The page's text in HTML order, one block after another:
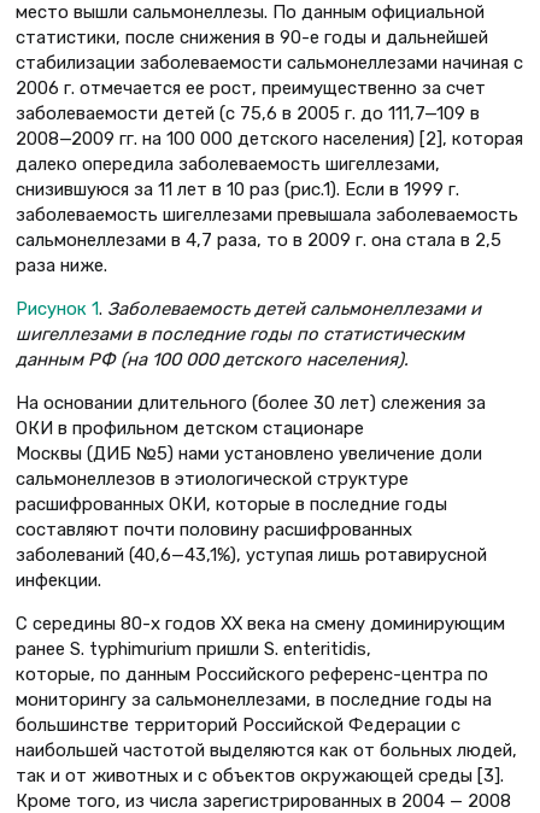
место вышли сальмонеллезы. По данным официальной
статистики, после снижения в 90-е годы и дальнейшей
стабилизации заболеваемости сальмонеллезами начиная с
2006 г. отмечается ее рост, преимущественно за счет
заболеваемости детей (с 75,6 в 2005 г. до 111,7—109 в
2008—2009 гг. на 100 000 детского населения) [2], которая
далеко опередила заболеваемость шигеллезами,
снизившуюся за 11 лет в 10 раз (рис.1). Если в 1999 г.
заболеваемость шигеллезами превышала заболеваемость
сальмонеллезами в 4,7 раза, то в 2009 г. она стала в 2,5
раза ниже.
Рисунок 1. Заболеваемость детей сальмонеллезами и
шигеллезами в последние годы по статистическим
данным РФ (на 100 000 детского населения).
На основании длительного (более 30 лет) слежения за
ОКИ в профильном детском стационаре
Москвы (ДИБ №5) нами установлено увеличение доли
сальмонеллезов в этиологической структуре
расшифрованных ОКИ, которые в последние годы
составляют почти половину расшифрованных
заболеваний (40,6—43,1%), уступая лишь ротавирусной
инфекции.
С середины 80-х годов ХХ века на смену доминирующим
ранее S. typhimurium пришли S. enteritidis,
которые, по данным Российского референс-центра по
мониторингу за сальмонеллезами, в последние годы на
большинстве территорий Российской Федерации с
наибольшей частотой выделяются как от больных людей,
так и от животных и с объектов окружающей среды [3].
Кроме того, из числа зарегистрированных в 2004 — 2008